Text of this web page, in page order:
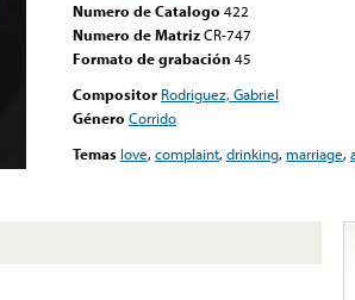
Numero de Catalogo 422
Numero de MatrizCR-747
Formato de grabación 45
Compositor Rodriguez, Gabriel
Género Corrido
Temas love,complaint,drinking, marriage,